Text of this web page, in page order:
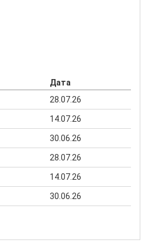
Дата
28.07.26
14.07.26
30.06.26
28.07.26
14.07.26
30.06.26